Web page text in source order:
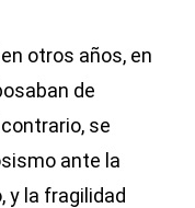
otros años, en
de
se
ante la
y la fragilidad